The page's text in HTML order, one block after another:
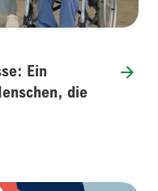
Ein
die